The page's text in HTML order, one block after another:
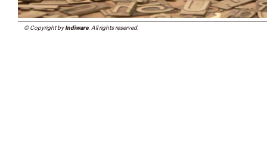
© Copyright byIndiware. All rights reserved.